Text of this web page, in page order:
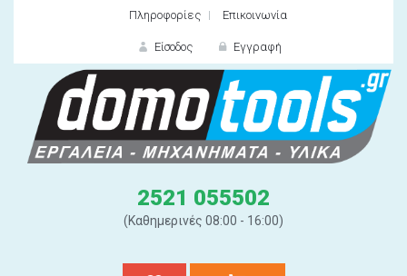
Πληροφορίες Επικοινωνία
Είσοδος
ΕΙΣΟΔΟΣ
Εγγραφή
2521 055502
(Καθημερινές 08:00 - 16:00)